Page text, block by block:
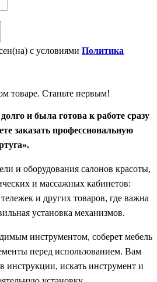
с условиями Политика
товаре. Станьте первым!
и была готова к работе сразу
заказать профессиональную
и оборудования салонов красоты,
и массажных кабинетов:
и других товаров, где важна
установка механизмов.
инструментом, соберет мебель
перед использованием. Вам
инструкции, искать инструмент и